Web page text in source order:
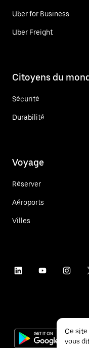
Uber for Business
Uber Freight
Citoyens du
Sécurité
Durabilité
Voyage
Réserver
Aéroports
Villes
Ce
vous